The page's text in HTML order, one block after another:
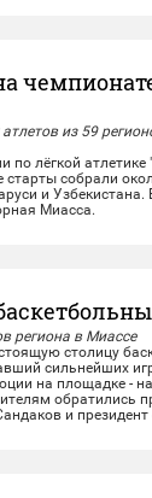
из 59
лёгкой атлетике
старты собрали
и Узбекистана.
Миасса.
региона в Миассе
столицу
сильнейших
на площадке -
обратились
и